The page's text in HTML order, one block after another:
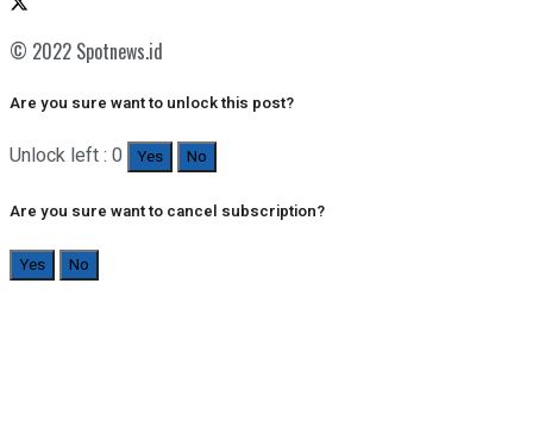
© 2022 Spotnews.id
Are you sure want to unlock this post?
Unlock left : 0 Yes No
Are you sure want to cancel subscription?
Yes No